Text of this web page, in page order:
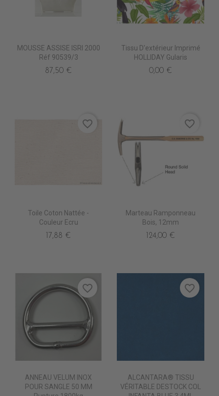
MOUSSE ASSISE ISRI 2000
Réf 90539/3
87,50 €
Tissu D'extérieur Imprimé
HOLLIDAY Gularis
0,00 €
Toile Coton Nattée -
Couleur Ecru
17,88 €
favorite_border
Marteau Ramponneau
Bois, 12mm
124,00 €
favorite_border
ANNEAU VELUM INOX
POUR SANGLE 50 MM
favorite_border
ALCANTARA® TISSU
VÉRITABLE DESTOCK COL
favorite_border